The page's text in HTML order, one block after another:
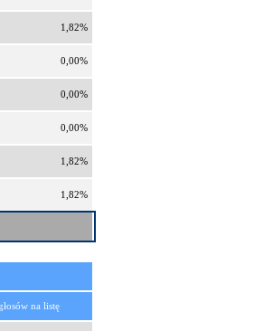
1,82%
0,00%
0,00%
0,00%
1,82%
1,82%
na listę